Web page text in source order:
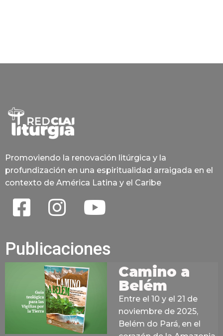
Promoviendo la renovación litúrgica y la
profundización en una espiritualidad arraigada en el
contexto de América Latina y el Caribe
Publicaciones
Camino a
Belém
Entre el 10 y el 21 de
noviembre de 2025,
Belém do Pará, en el